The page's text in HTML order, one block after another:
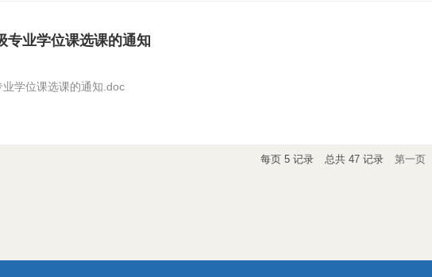
专业学位课选课的通知
学位课选课的通知.doc
每页 5 记录 总共 47 记录 第一页